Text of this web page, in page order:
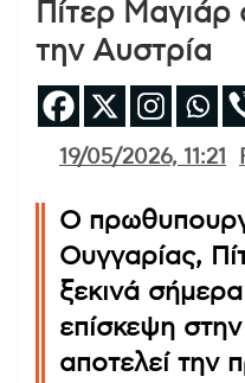
Πίτερ Μαγιάρ
την Αυστρία
19/05/2026, 11:21
Ο
Ουγγαρίας,
ξεκινά
επίσκεψη
αποτελεί την